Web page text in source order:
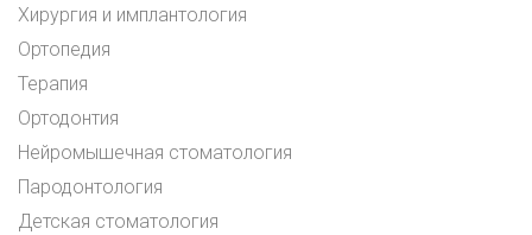
Хирургия и имплантология
Ортопедия
Терапия
Ортодонтия
Нейромышечная стоматология
Пародонтология
Детская стоматология